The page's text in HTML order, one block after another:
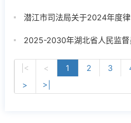
2025-2030年湖北省人民监督
|< < 1 2 3
>
>|